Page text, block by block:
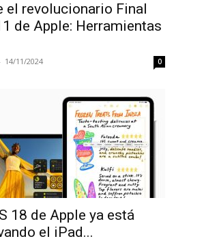
el revolucionario Final
de Apple: Herramientas
- 14/11/2024 0
18 de Apple ya está
el iPad...